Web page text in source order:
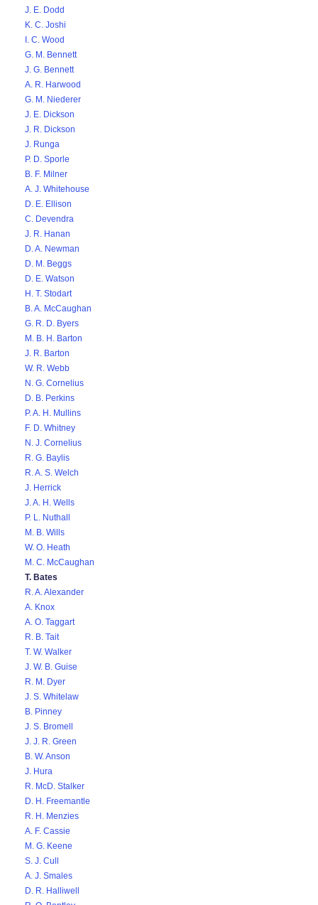
J. E. Dodd
K. C. Joshi
I. C. Wood
G. M. Bennett
J. G. Bennett
A. R. Harwood
G. M. Niederer
J. E. Dickson
J. R. Dickson
J. Runga
P. D. Sporle
B. F. Milner
A. J. Whitehouse
D. E. Ellison
C. Devendra
J. R. Hanan
D. A. Newman
D. M. Beggs
D. E. Watson
H. T. Stodart
B. A. McCaughan
G. R. D. Byers
M. B. H. Barton
J. R. Barton
W. R. Webb
N. G. Cornelius
D. B. Perkins
P. A. H. Mullins
F. D. Whitney
N. J. Cornelius
R. G. Baylis
R. A. S. Welch
J. Herrick
J. A. H. Wells
P. L. Nuthall
M. B. Wills
W. O. Heath
M. C. McCaughan
T. Bates
R. A. Alexander
A. Knox
A. O. Taggart
R. B. Tait
T. W. Walker
J. W. B. Guise
R. M. Dyer
J. S. Whitelaw
B. Pinney
J. S. Bromell
J. J. R. Green
B. W. Anson
J. Hura
R. McD. Stalker
D. H. Freemantle
R. H. Menzies
A. F. Cassie
M. G. Keene
S. J. Cull
A. J. Smales
D. R. Halliwell